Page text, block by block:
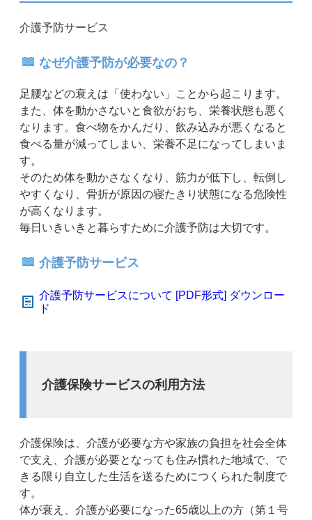
介護予防サービス
なぜ介護予防が必要なの？
足腰などの衰えは「使わない」ことから起こります。
また、体を動かさないと食欲がおち、栄養状態も悪く
なります。食べ物をかんだり、飲み込みが悪くなると
食べる量が減ってしまい、栄養不足になってしまいま
す。
そのため体を動かさなくなり、筋力が低下し、転倒し
やすくなり、骨折が原因の寝たきり状態になる危険性
が高くなります。
毎日いきいきと暮らすために介護予防は大切です。
介護予防サービス
介護予防サービスについて [PDF形式] ダウンロー
ド
介護保険サービスの利用方法
介護保険は、介護が必要な方や家族の負担を社会全体
で支え、介護が必要となっても住み慣れた地域で、で
きる限り自立した生活を送るためにつくられた制度で
す。
体が衰え、介護が必要になった65歳以上の方（第１号